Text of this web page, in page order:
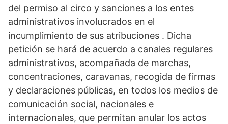
del permiso al circo y sanciones a los entes
administrativos involucrados en el
incumplimiento de sus atribuciones . Dicha
petición se hará de acuerdo a canales regulares
administrativos, acompañada de marchas,
concentraciones, caravanas, recogida de firmas
y declaraciones públicas, en todos los medios de
comunicación social, nacionales e
internacionales, que permitan anular los actos